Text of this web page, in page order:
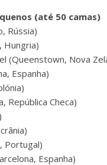
(até 50 camas)
Rússia)
Hungria)
(Queenstown, Nova
Espanha)
República Checa)
Portugal)
Espanha)